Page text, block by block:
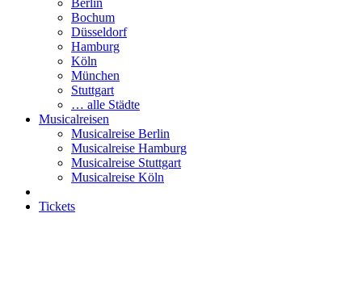
Berlin
Bochum
Düsseldorf
Hamburg
Köln
München
Stuttgart
… alle Städte
Musicalreisen
Musicalreise Berlin
Musicalreise Hamburg
Musicalreise Stuttgart
Musicalreise Köln
Tickets